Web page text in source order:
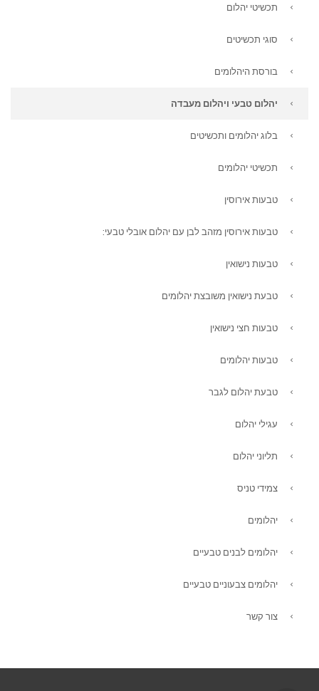
תכשיטי יהלום
סוגי תכשיטים
בורסת היהלומים
יהלום טבעי ויהלום מעבדה
בלוג יהלומים ותכשיטים
תכשיטי יהלומים
טבעות אירוסין
טבעות אירוסין מזהב לבן עם יהלום אובלי טבעי:
טבעות נישואין
טבעת נישואין משובצת יהלומים
טבעות חצי נישואין
טבעות יהלומים
טבעת יהלום לגבר
עגילי יהלום
תליוני יהלום
צמידי טניס
יהלומים
יהלומים לבנים טבעיים
יהלומים צבעוניים טבעיים
צור קשר